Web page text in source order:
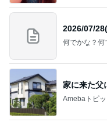
2026/07/
何でかな？何
家に来た父
Amebaトピ